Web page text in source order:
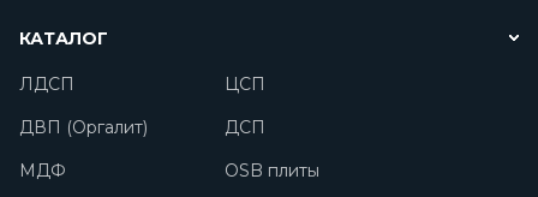
КАТАЛОГ
ЛДСП
ЦСП
ДВП (Оргалит)
ДСП
МДФ
OSB плиты